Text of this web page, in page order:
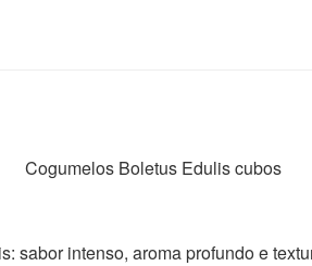
sabor intenso, aroma profundo e